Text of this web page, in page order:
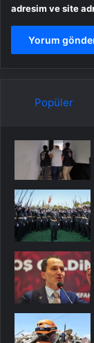
adresim ve site
Popüler